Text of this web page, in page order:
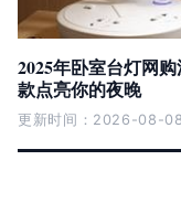
2025年卧室台灯网
款点亮你的夜晚
更新时间：2026-08-